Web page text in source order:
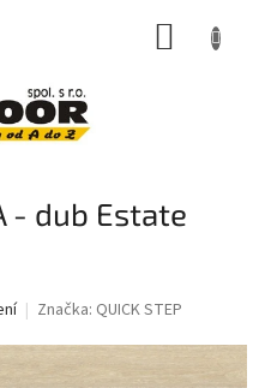
- dub Estate
Značka: QUICK STEP